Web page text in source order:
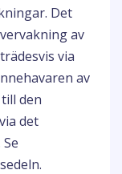
Det
av
via
av
den
det